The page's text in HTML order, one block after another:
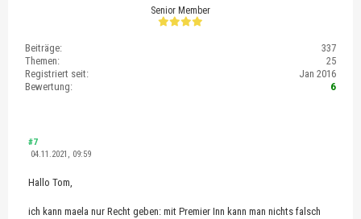
Senior Member
Beiträge:
337
Themen:
25
Registriert seit:
Jan 2016
Bewertung:
6
#7
04.11.2021, 09:59
Hallo Tom,
ich kann maela nur Recht geben: mit Premier Inn kann man nichts falsch